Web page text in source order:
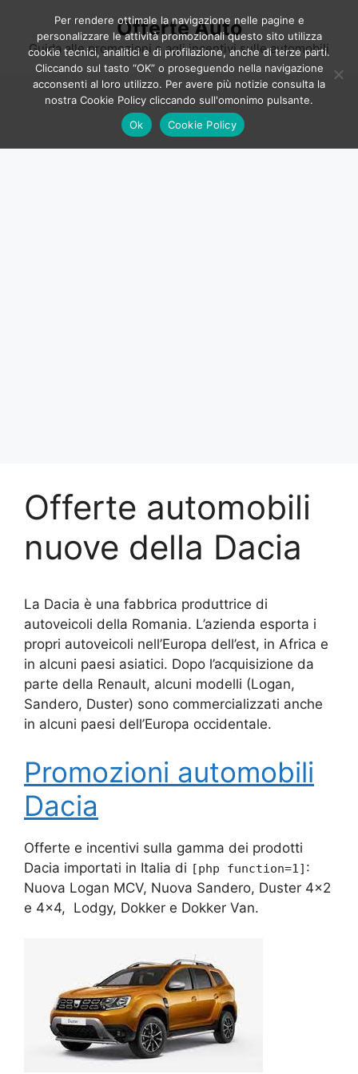
contenuto
Offerte Auto
Guida alle promozioni e agli incentivi sulle automobili
Offerte automobili
nuove della Dacia
La Dacia è una fabbrica produttrice di
autoveicoli della Romania. L’azienda esporta i
propri autoveicoli nell’Europa dell’est, in Africa e
in alcuni paesi asiatici. Dopo l’acquisizione da
parte della Renault, alcuni modelli (Logan,
Sandero, Duster) sono commercializzati anche
in alcuni paesi dell’Europa occidentale.
Promozioni automobili
Dacia
Offerte e incentivi sulla gamma dei prodotti
Dacia importati in Italia di [php function=1] :
Nuova Logan MCV, Nuova Sandero, Duster 4×2
e 4×4, Lodgy, Dokker e Dokker Van.
Per rendere ottimale la navigazione nelle pagine e
personalizzare le attività promozionali questo sito utilizza
cookie tecnici, analitici e di profilazione, anche di terze parti.
Cliccando sul tasto “OK” o proseguendo nella navigazione
acconsenti al loro utilizzo. Per avere più notizie consulta la
nostra Cookie Policy cliccando sull'omonimo pulsante.
Ok
Cookie Policy